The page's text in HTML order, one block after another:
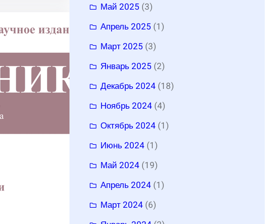
Май 2025 (3)
Апрель 2025 (1)
Март 2025 (3)
Январь 2025 (2)
Декабрь 2024(18)
Ноябрь 2024(4)
Октябрь 2024(1)
Июнь 2024(1)
Май 2024(19)
Апрель 2024(1)
Март 2024(6)